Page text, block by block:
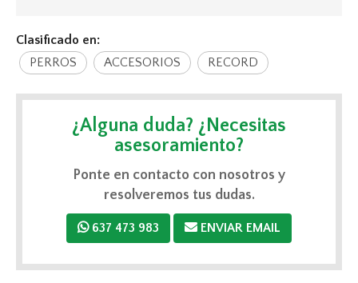
Clasificado en:
PERROS
ACCESORIOS RECORD
¿Alguna duda? ¿Necesitas
asesoramiento?
Ponte en contacto con nosotros y
resolveremos tus dudas.
637 473 983 ENVIAR EMAIL